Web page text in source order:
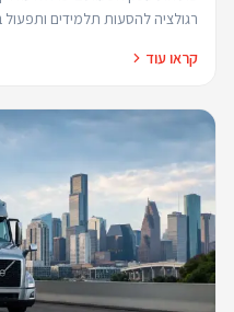
רגולציה להסעות תלמידים ותפעול
קראו עוד